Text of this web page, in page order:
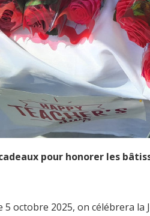
pour honorer les
5 octobre 2025, on célébrera